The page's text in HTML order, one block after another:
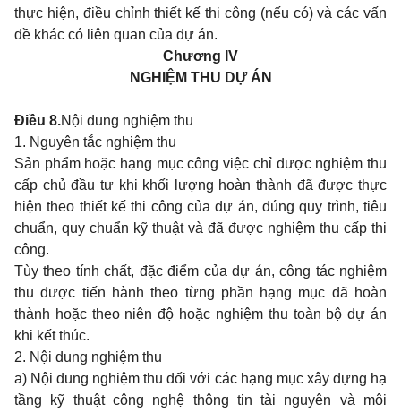
thực hiện, điều chỉnh thiết kế thi công (nếu có) và các vấn
đề khác có liên quan của dự án.
Chương IV
NGHIỆM THU DỰ ÁN
Điều 8.Nội dung nghiệm thu
1. Nguyên tắc nghiệm thu
Sản phẩm hoặc hạng mục công việc chỉ được nghiệm thu
cấp chủ đầu tư khi khối lượng hoàn thành đã được thực
hiện theo thiết kế thi công của dự án, đúng quy trình, tiêu
chuẩn, quy chuẩn kỹ thuật và đã được nghiệm thu cấp thi
công.
Tùy theo tính chất, đặc điểm của dự án, công tác nghiệm
thu được tiến hành theo từng phần hạng mục đã hoàn
thành hoặc theo niên độ hoặc nghiệm thu toàn bộ dự án
khi kết thúc.
2. Nội dung nghiệm thu
a) Nội dung nghiệm thu đối với các hạng mục xây dựng hạ
tầng kỹ thuật công nghệ thông tin tài nguyên và môi